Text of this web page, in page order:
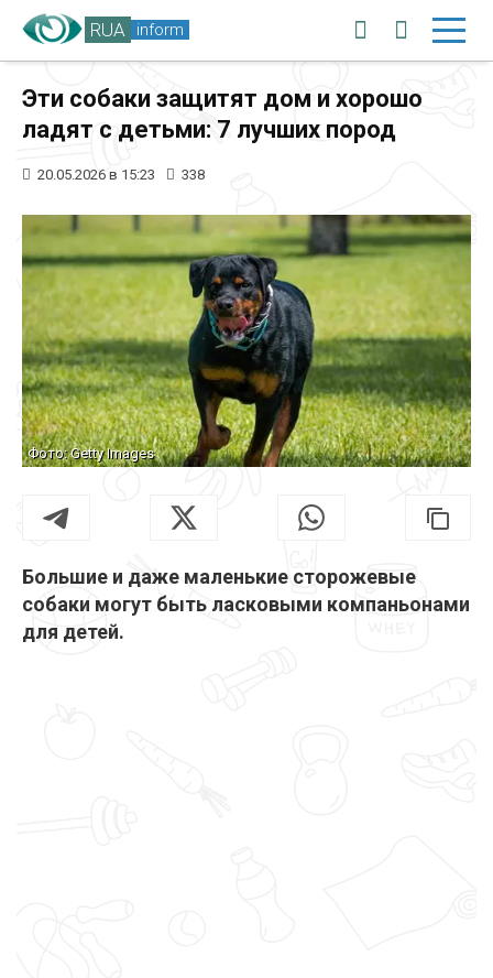
RUA inform
Эти собаки защитят дом и хорошо
ладят с детьми: 7 лучших пород
20.05.2026 в 15:23 338
Фото: Getty Images
Большие и даже маленькие сторожевые
собаки могут быть ласковыми компаньонами
для детей.